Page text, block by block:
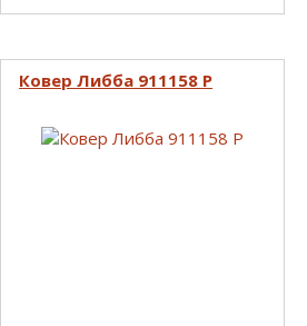
Ковер Либба 911158 P